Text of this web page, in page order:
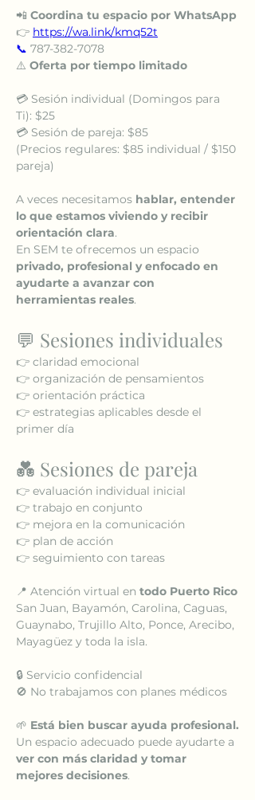
📲 Coordina tu espacio por WhatsApp
👉 https://wa.link/kmq52t
📞 787-382-7078
⚠️ Oferta por tiempo limitado
💳 Sesión individual (Domingos para
Ti): $25
💳 Sesión de pareja: $85
(Precios regulares: $85 individual / $150
pareja)
A veces necesitamos hablar, entender
lo que estamos viviendo y recibir
orientación clara.
En SEM te ofrecemos un espacio
privado, profesional y enfocado en
ayudarte a avanzar con
herramientas reales.
💬 Sesiones individuales
👉 claridad emocional
👉 organización de pensamientos
👉 orientación práctica
👉 estrategias aplicables desde el
primer día
💑 Sesiones de pareja
👉 evaluación individual inicial
👉 trabajo en conjunto
👉 mejora en la comunicación
👉 plan de acción
👉 seguimiento con tareas
📍 Atención virtual en todo Puerto Rico
San Juan, Bayamón, Carolina, Caguas,
Guaynabo, Trujillo Alto, Ponce, Arecibo,
Mayagüez y toda la isla.
🔒 Servicio confidencial
🚫 No trabajamos con planes médicos
🌱 Está bien buscar ayuda profesional.
Un espacio adecuado puede ayudarte a
ver con más claridad y tomar
mejores decisiones.